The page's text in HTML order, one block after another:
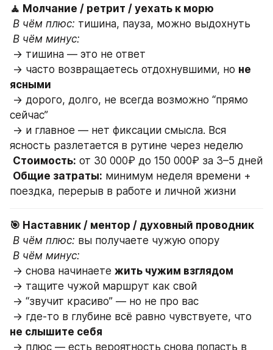
🧘 Молчание / ретрит / уехать к морю
В чём плюс: тишина, пауза, можно выдохнуть
В чём минус:
→ тишина — это не ответ
→ часто возвращаетесь отдохнувшими, но не
ясными
сейчас”
ясность разлетается в рутине через неделю
Стоимость: от 30 000₽ до 150 000₽ за 3–5 дней
Общие затраты: минимум неделя времени +
поездка, перерыв в работе и личной жизни
🎯 Наставник / ментор / духовный проводник
В чём плюс: вы получаете чужую опору
В чём минус:
→ снова начинаете жить чужим взглядом
→ тащите чужой маршрут как свой
→ “звучит красиво” — но не про вас
не слышите себя